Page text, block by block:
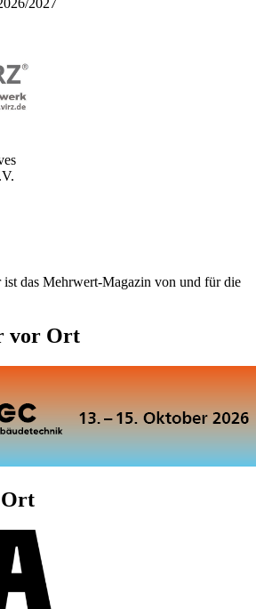
2027
das Mehrwert-Magazin von und für die
vor Ort
Ort